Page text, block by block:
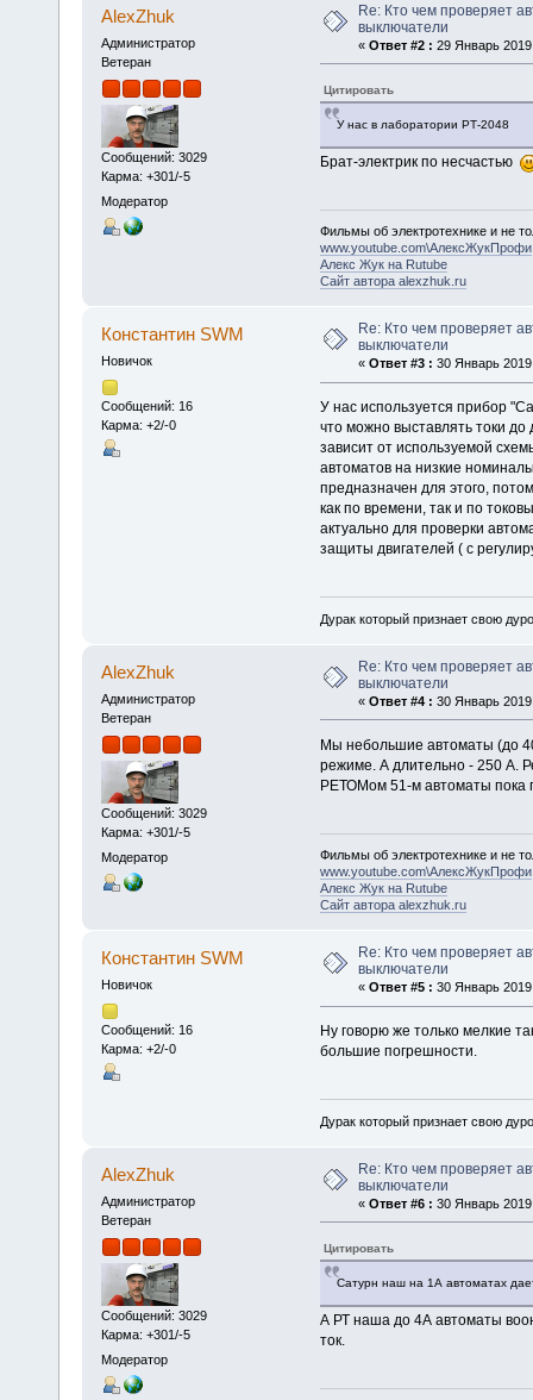
AlexZhuk
Администратор
Ветеран
Сообщений: 3029
Карма: +301/-5
Модератор
Re: Кто чем проверяет
выключатели
« Ответ #2 : 29 Январь
Цитировать
У нас в лаборатории РТ-2048
Брат-электрик по несчастью
Фильмы об электротехнике и не
www.youtube.com\АлексЖукПрофи
Алекс Жук на Rutube
Сайт автора alexzhuk.ru
Константин SWM
Новичок
Сообщений: 16
Карма: +2/-0
Re: Кто чем проверяет
выключатели
« Ответ #3 : 30 Январь
У нас используется прибор
что можно выставлять токи до
зависит от используемой
автоматов на низкие
предназначен для этого,
как по времени, так и по
актуально для проверки
защиты двигателей ( с
Дурак который признает свою
AlexZhuk
Администратор
Ветеран
Сообщений: 3029
Карма: +301/-5
Модератор
Re: Кто чем проверяет
выключатели
« Ответ #4 : 30 Январь
Мы небольшие автоматы (до
режиме. А длительно - 250 А.
РЕТОМом 51-м автоматы пока
Фильмы об электротехнике и не
www.youtube.com\АлексЖукПрофи
Алекс Жук на Rutube
Сайт автора alexzhuk.ru
Константин SWM
Новичок
Сообщений: 16
Карма: +2/-0
Re: Кто чем проверяет
выключатели
« Ответ #5 : 30 Январь
Ну говорю же только мелкие
большие погрешности.
Дурак который признает свою
AlexZhuk
Администратор
Ветеран
Сообщений: 3029
Карма: +301/-5
Модератор
Re: Кто чем проверяет
выключатели
« Ответ #6 : 30 Январь
Цитировать
Сатурн наш на 1А автоматах
А РТ наша до 4А автоматы
ток.